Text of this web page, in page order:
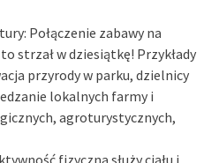
Połączenie zabawy na
strzał w dziesiątkę! Przykłady
przyrody w parku, dzielnicy
lokalnych farmy i
agroturystycznych,
fizyczna służy ciału i